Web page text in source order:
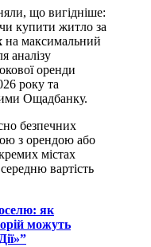
що вигідніше:
купити житло за
на максимальний
аналізу
оренди
року та
Ощадбанку.
безпечних
з орендою або
містах
вартість
як
можуть